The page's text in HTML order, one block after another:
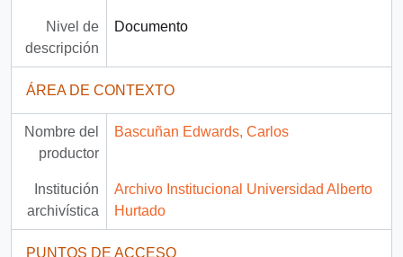
Nivel de
descripción
Documento
ÁREA DE CONTEXTO
Nombre del
productor
Bascuñan Edwards, Carlos
Institución
archivística
Archivo Institucional Universidad Alberto
Hurtado
PUNTOS DE ACCESO